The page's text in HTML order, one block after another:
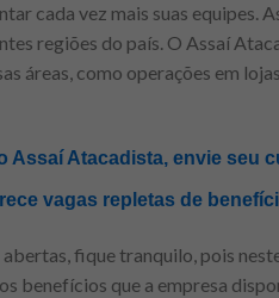
cada vez mais suas equipes.
regiões do país. O Assaí
áreas, como operações em
Assaí Atacadista, envie seu
vagas repletas de
fique tranquilo, pois
os benefícios que a empresa